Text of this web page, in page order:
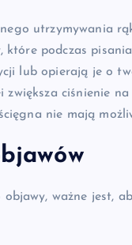
utrzymywania
które podczas
lub opierają je o
zwiększa ciśnienie
nie mają
ważne jest,